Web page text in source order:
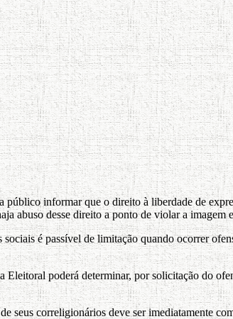
informar que o direito à liberdade de
abuso desse direito a ponto de violar a imagem
é passível de limitação quando ocorrer
poderá determinar, por solicitação do
seus correligionários deve ser imediatamente